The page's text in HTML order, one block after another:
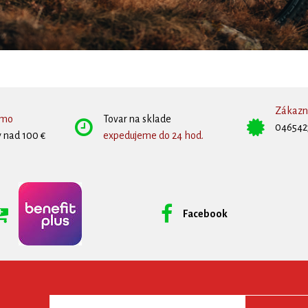
100 €
Tovar na sklade
expedujeme do 24 hod.
Facebook